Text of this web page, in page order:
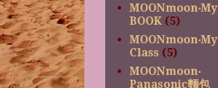
MOONmoon‧My
BOOK (5)
MOONmoon‧My
Class (5)
MOONmoon‧
Panasonic麵包